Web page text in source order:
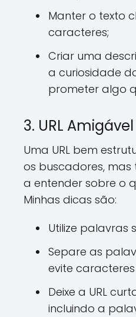
Manter o texto
caracteres;
Criar uma
a curiosidade
prometer algo
3. URL Amigável
Uma URL bem
os buscadores,
a entender sobre o
Minhas dicas são:
Utilize palavras
Separe as
evite caracteres
Deixe a URL
incluindo a